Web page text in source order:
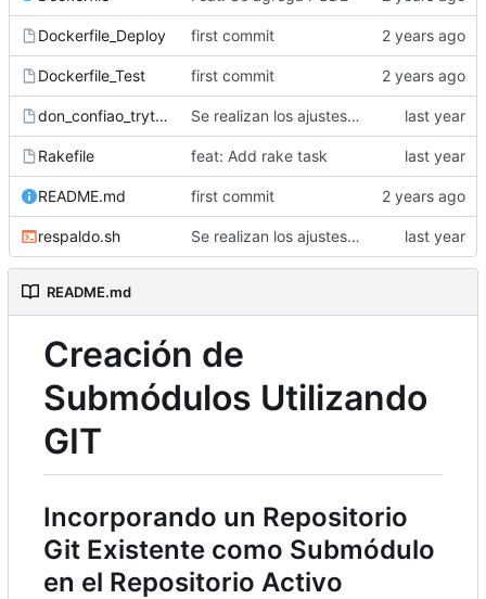
Dockerfile_Deploy first commit
Dockerfile_Test first commit
don_confiao_tryton.dump Se realizan los ajustes para la actualizacion del repo DonConfia_Dev
Rakefile feat: Add rake task
README.md first commit
respaldo.sh Se realizan los ajustes para la actualizacion del repo DonConfia_Dev
README.md
Creación de
Submódulos Utilizando
GIT
Incorporando un Repositorio
Git Existente como Submódulo
en el Repositorio Activo